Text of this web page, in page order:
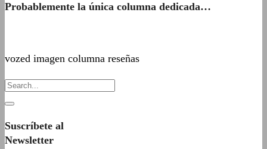
Probablemente la única columna dedicada…
vozed imagen columna reseñas
Suscríbete al
Newsletter